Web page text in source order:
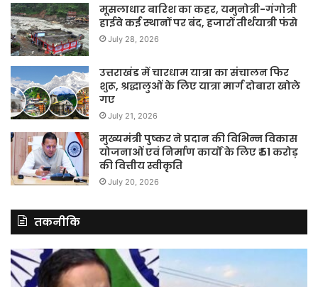
मूसलाधार बारिश का कहर, यमुनोत्री-गंगोत्री
हाईवे कई स्थानों पर बंद, हजारों तीर्थयात्री फंसे
July 28, 2026
उत्तराखंड में चारधाम यात्रा का संचालन फिर
शुरू, श्रद्धालुओं के लिए यात्रा मार्ग दोबारा खोले
गए
July 21, 2026
मुख्यमंत्री पुष्कर ने प्रदान की विभिन्न विकास
योजनाओं एवं निर्माण कार्यों के लिए ₹ 51 करोड़
की वित्तीय स्वीकृति
July 20, 2026
तकनीकि